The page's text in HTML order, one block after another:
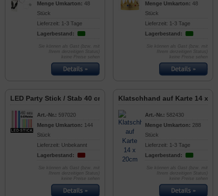
Menge Umkarton: 48
Stück
Lieferzeit: 1-3 Tage
Lagerbestand:
Sie können als Gast (bzw. mit
Ihrem derzeitigen Status)
keine Preise sehen
Menge Umkarton: 48
Stück
Lieferzeit: 1-3 Tage
Lagerbestand:
Sie können als Gast (bzw. mit
Ihrem derzeitigen Status)
keine Preise sehen
LED Party Stick / Stab 40 cm - 6 Effekte
Art.-Nr.: 597020
Menge Umkarton: 144
Stück
Lieferzeit: Unbekannt
Lagerbestand:
Sie können als Gast (bzw. mit
Ihrem derzeitigen Status)
keine Preise sehen
Klatschhand auf Karte 14 x
Art.-Nr.: 582430
Menge Umkarton: 288
Stück
Lieferzeit: 1-3 Tage
Lagerbestand:
Sie können als Gast (bzw. mit
Ihrem derzeitigen Status)
keine Preise sehen